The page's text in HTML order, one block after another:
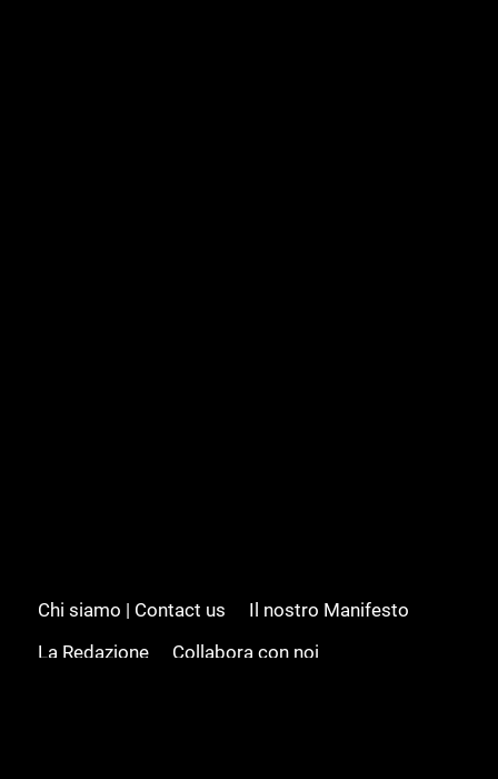
Chi siamo | Contact us
Il nostro Manifesto
La Redazione
Collabora con noi